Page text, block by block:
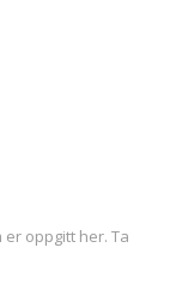
oppgitt her. Ta